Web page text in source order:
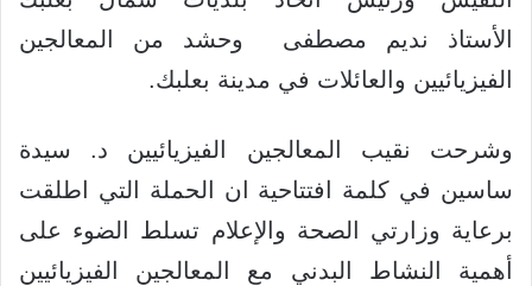
الأستاذ
نديم مصطفى وحشد من المعالجين
الفيزيائيين والعائلات في مدينة بعلبك.
وشرحت نقيب المعالجين الفيزيائيين د. سيدة
ساسين في كلمة افتتاحية ان الحملة التي اطلقت
برعاية وزارتي الصحة والإعلام تسلط الضوء على
أهمية النشاط البدني مع المعالجين الفيزيائيين